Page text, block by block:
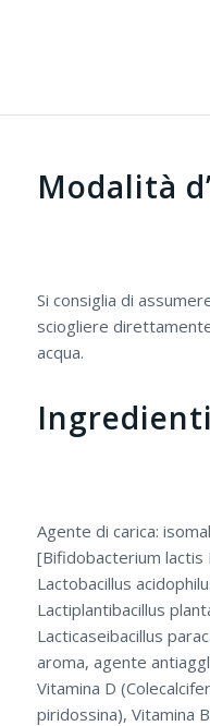
Modalità
Si consiglia di
sciogliere
acqua.
Ingredienti
Agente di carica:
[Bifidobacterium lactis
Lactobacillus
Lactiplantibacillus
Lacticaseibacillus
aroma, agente
Vitamina D
piridossina), Vitamina